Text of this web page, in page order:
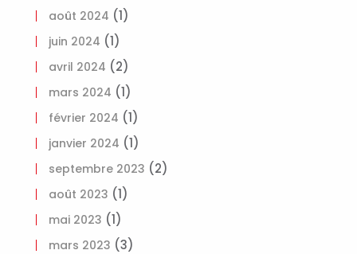
août 2024 (1)
juin 2024 (1)
avril 2024 (2)
mars 2024 (1)
février 2024 (1)
janvier 2024 (1)
septembre 2023 (2)
août 2023 (1)
mai 2023 (1)
mars 2023 (3)